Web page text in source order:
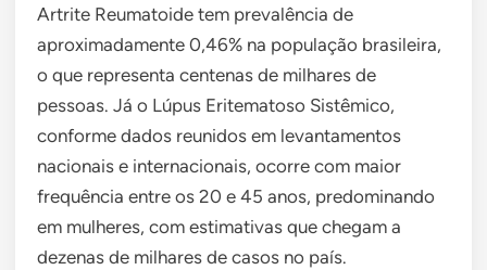
Artrite Reumatoide tem prevalência de
aproximadamente 0,46% na população brasileira,
o que representa centenas de milhares de
pessoas. Já o Lúpus Eritematoso Sistêmico,
conforme dados reunidos em levantamentos
nacionais e internacionais, ocorre com maior
frequência entre os 20 e 45 anos, predominando
em mulheres, com estimativas que chegam a
dezenas de milhares de casos no país.